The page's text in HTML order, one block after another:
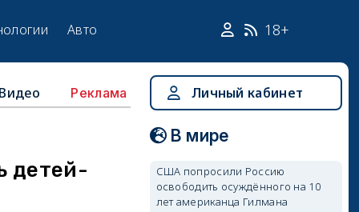
Авто 18+
Видео Реклама
детей-
Личный кабинет
В мире
США попросили Россию
освободить осуждённого на 10
лет американца Гилмана